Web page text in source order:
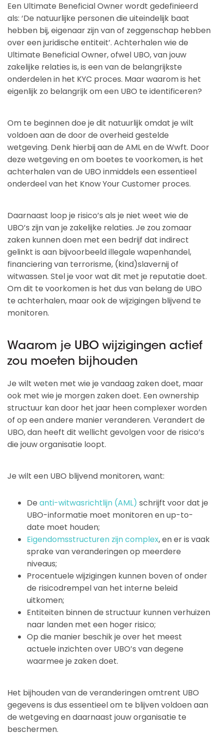
Een Ultimate Beneficial Owner wordt gedefinieerd
als: ‘De natuurlijke personen die uiteindelijk baat
hebben bij, eigenaar zijn van of zeggenschap hebben
over een juridische entiteit’. Achterhalen wie de
Ultimate Beneficial Owner, ofwel UBO, van jouw
zakelijke relaties is, is een van de belangrijkste
onderdelen in het KYC proces. Maar waarom is het
eigenlijk zo belangrijk om een UBO te identificeren?
Om te beginnen doe je dit natuurlijk omdat je wilt
voldoen aan de door de overheid gestelde
wetgeving. Denk hierbij aan de AML en de Wwft. Door
deze wetgeving en om boetes te voorkomen, is het
achterhalen van de UBO inmiddels een essentieel
onderdeel van het Know Your Customer proces.
Daarnaast loop je risico’s als je niet weet wie de
UBO’s zijn van je zakelijke relaties. Je zou zomaar
zaken kunnen doen met een bedrijf dat indirect
gelinkt is aan bijvoorbeeld illegale wapenhandel,
financiering van terrorisme, (kind)slavernij of
witwassen. Stel je voor wat dit met je reputatie doet.
Om dit te voorkomen is het dus van belang de UBO
te achterhalen, maar ook de wijzigingen blijvend te
monitoren.
Waarom je UBO wijzigingen actief
zou moeten bijhouden
Je wilt weten met wie je vandaag zaken doet, maar
ook met wie je morgen zaken doet. Een ownership
structuur kan door het jaar heen complexer worden
of op een andere manier veranderen. Verandert de
UBO, dan heeft dit wellicht gevolgen voor de risico’s
die jouw organisatie loopt.
Je wilt een UBO blijvend monitoren, want:
De anti-witwasrichtlijn (AML) schrijft voor dat je
UBO-informatie moet monitoren en up-to-
date moet houden;
Eigendomsstructuren zijn complex, en er is vaak
sprake van veranderingen op meerdere
niveaus;
Procentuele wijzigingen kunnen boven of onder
de risicodrempel van het interne beleid
uitkomen;
Entiteiten binnen de structuur kunnen verhuizen
naar landen met een hoger risico;
Op die manier beschik je over het meest
actuele inzichten over UBO’s van degene
waarmee je zaken doet.
Het bijhouden van de veranderingen omtrent UBO
gegevens is dus essentieel om te blijven voldoen aan
de wetgeving en daarnaast jouw organisatie te
beschermen.